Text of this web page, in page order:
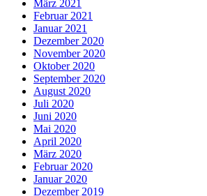
März 2021
Februar 2021
Januar 2021
Dezember 2020
November 2020
Oktober 2020
September 2020
August 2020
Juli 2020
Juni 2020
Mai 2020
April 2020
März 2020
Februar 2020
Januar 2020
Dezember 2019